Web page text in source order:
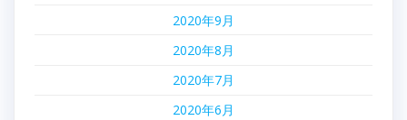
2020年9月
2020年8月
2020年7月
2020年6月